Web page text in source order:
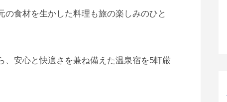
食材を生かした料理も旅の楽しみのひと
、安心と快適さを兼ね備えた温泉宿を5軒厳